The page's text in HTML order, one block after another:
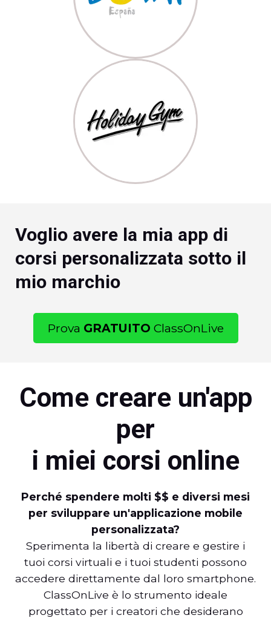
Voglio avere la mia app di
corsi personalizzata sotto il
mio marchio
Prova GRATUITO ClassOnLive
Come creare un'app
per
i miei corsi online
Perché spendere molti $$ e diversi mesi
per sviluppare un'applicazione mobile
personalizzata?
Sperimenta la libertà di creare e gestire i
tuoi corsi virtuali e i tuoi studenti possono
accedere direttamente dal loro smartphone.
ClassOnLive è lo strumento ideale
progettato per i creatori che desiderano